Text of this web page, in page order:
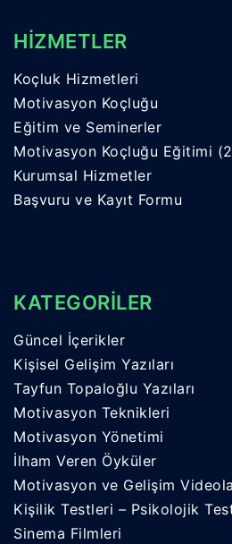
HİZMETLER
Koçluk Hizmetleri
Motivasyon Koçluğu
Eğitim ve Seminerler
Motivasyon Koçluğu Eğitimi
Kurumsal Hizmetler
Başvuru ve Kayıt Formu
KATEGORİLER
Güncel İçerikler
Kişisel Gelişim Yazıları
Tayfun Topaloğlu Yazıları
Motivasyon Teknikleri
Motivasyon Yönetimi
İlham Veren Öyküler
Motivasyon ve Gelişim
Kişilik Testleri – Psikolojik
Sinema Filmleri